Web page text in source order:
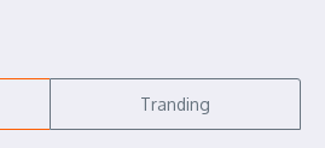
Tranding